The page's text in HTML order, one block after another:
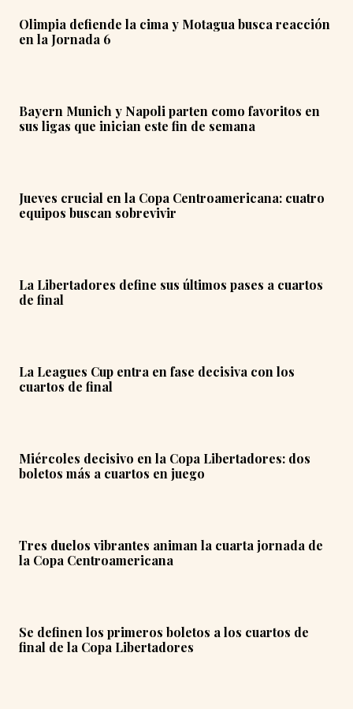
Olimpia defiende la cima y Motagua busca reacción
en la Jornada 6
Bayern Munich y Napoli parten como favoritos en
sus ligas que inician este fin de semana
Jueves crucial en la Copa Centroamericana: cuatro
equipos buscan sobrevivir
La Libertadores define sus últimos pases a cuartos
de final
La Leagues Cup entra en fase decisiva con los
cuartos de final
Miércoles decisivo en la Copa Libertadores: dos
boletos más a cuartos en juego
Tres duelos vibrantes animan la cuarta jornada de
la Copa Centroamericana
Se definen los primeros boletos a los cuartos de
final de la Copa Libertadores